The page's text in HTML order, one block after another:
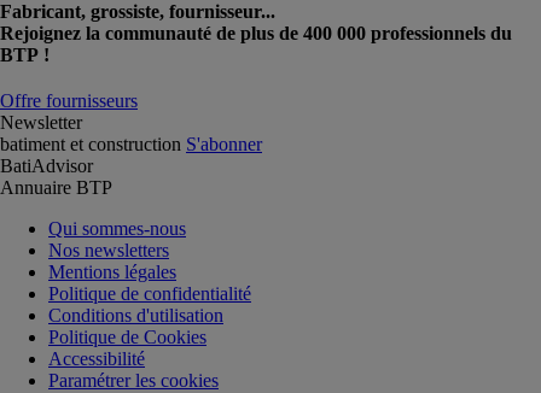
Fabricant, grossiste, fournisseur...
Rejoignez la communauté de plus de 400 000 professionnels du
BTP !
Offre fournisseurs
Newsletter
batiment et construction S'abonner
BatiAdvisor
Annuaire BTP
Qui sommes-nous
Nos newsletters
Mentions légales
Politique de confidentialité
Conditions d'utilisation
Politique de Cookies
Accessibilité
Paramétrer les cookies